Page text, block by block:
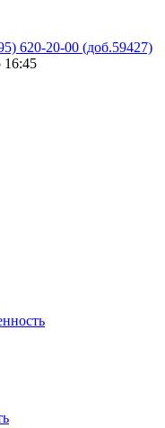
620-20-00 (доб.59427)
16:45